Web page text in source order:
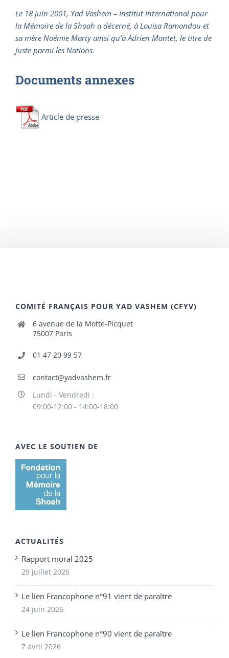
Le 18 juin 2001, Yad Vashem – Institut International pour
la Mémoire de la Shoah a décerné, à Louisa Ramondou et
sa mère Noémie Marty ainsi qu’à Adrien Montet, le titre de
Juste parmi les Nations.
Documents annexes
Article de presse
COMITÉ FRANÇAIS POUR YAD VASHEM (CFYV)
6 avenue de la Motte-Picquet
75007 Paris
01 47 20 99 57
contact@yadvashem.fr
Lundi - Vendredi :
09:00-12:00 - 14:00-18:00
AVEC LE SOUTIEN DE
ACTUALITÉS
Rapport moral 2025
29 juillet 2026
Le lien Francophone n°91 vient de paraître
24 juin 2026
Le lien Francophone n°90 vient de paraître
7 avril 2026